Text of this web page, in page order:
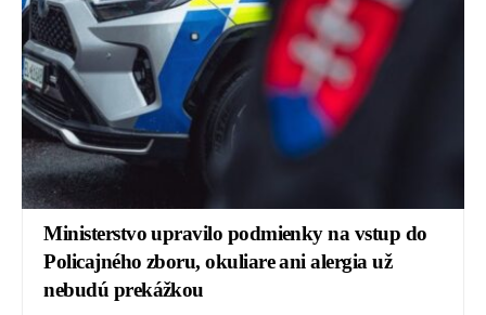
Ministerstvo upravilo podmienky na vstup do
Policajného zboru, okuliare ani alergia už
nebudú prekážkou